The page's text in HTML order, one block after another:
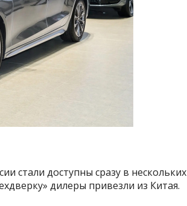
стали доступны сразу в нескольких
дилеры привезли из Китая.